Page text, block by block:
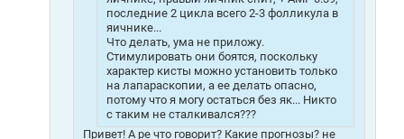
последние 2 цикла всего 2-3 фолликула в
яичнике...
Что делать, ума не приложу.
Стимулировать они боятся, поскольку
характер кисты можно установить только
на лапараскопии, а ее делать опасно,
потому что я могу остаться без як... Никто
с таким не сталкивался???
Привет! А ре что говорит? Какие прогнозы? не